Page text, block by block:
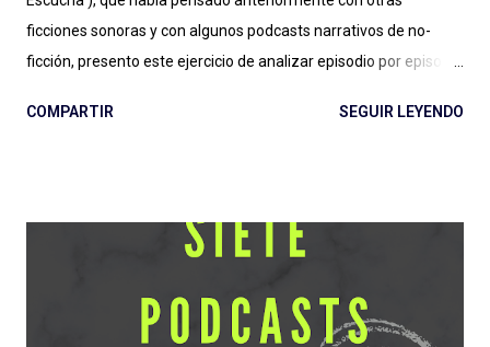
ficciones sonoras y con algunos podcasts narrativos de no-
ficción, presento este ejercicio de analizar episodio por episodio
grande de Podium Podcast para 2022 y el regreso al guión de
partes, recordando la recomendación de escuchar antes los
también para evitar spoilers que trataré (en lo posible) de no
cometer. Escuchar: Web , Spotify , otras . Episodio 1: La Plaga
COMPARTIR SEGUIR LEYENDO